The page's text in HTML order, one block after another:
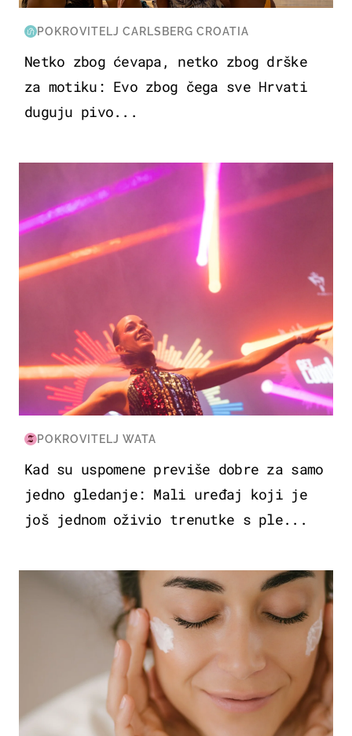
POKROVITELJ CARLSBERG CROATIA
Netko zbog ćevapa, netko zbog drške
za motiku: Evo zbog čega sve Hrvati
duguju pivo...
KULTURA & ZABAVA
POKROVITELJ WATA
Kad su uspomene previše dobre za samo
jedno gledanje: Mali uređaj koji je
još jednom oživio trenutke s ple...
MODA & LJEPOTA